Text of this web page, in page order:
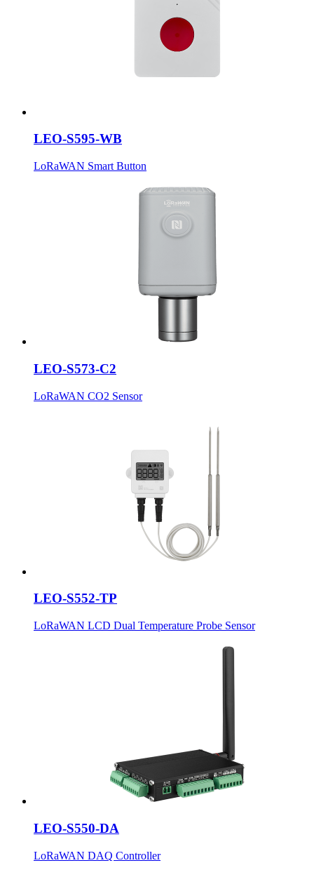
LEO-S595-WB
LoRaWAN Smart Button
LEO-S573-C2
LoRaWAN CO2 Sensor
LEO-S552-TP
LoRaWAN LCD Dual Temperature Probe Sensor
LEO-S550-DA
LoRaWAN DAQ Controller